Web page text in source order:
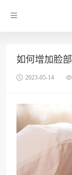
如何增加脸
2023-05-14